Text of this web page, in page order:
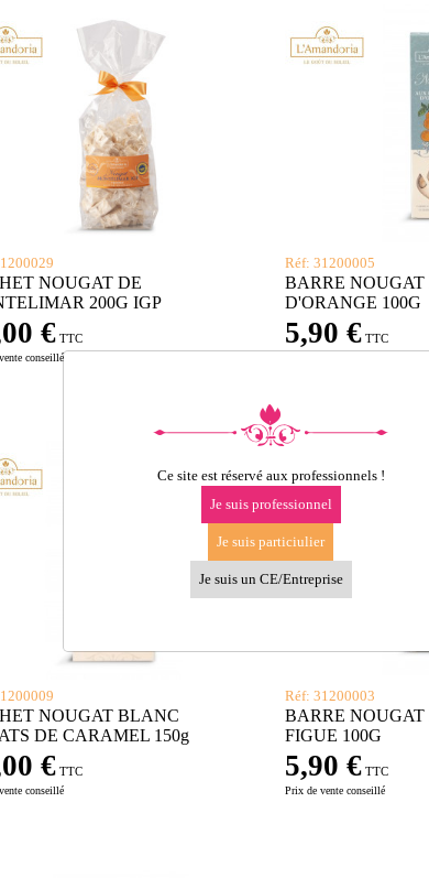
NOUGAT DE
200G IGP
€ TTC
conseillé
Réf: 31200005
BARRE
D'ORANGE 100G
5,90 € TTC
NOUGAT BLANC
DE CARAMEL 150g
€ TTC
conseillé
Réf: 31200003
BARRE
FIGUE 100G
5,90 € TTC
Prix de vente conseillé
Ce site est réservé aux professionnels !
Je suis professionnel
Je suis particiulier
Je suis un CE/Entreprise